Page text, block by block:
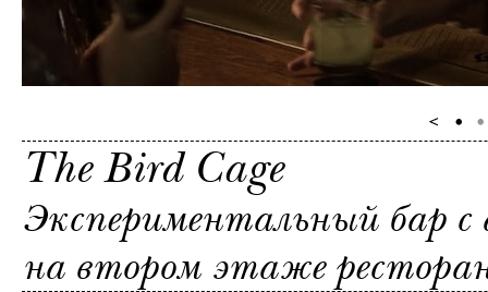
The Bird Cage
Экспериментальный бар
на втором этаже